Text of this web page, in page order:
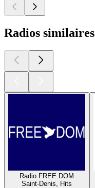
Radios similaires
Radio FREE DOM
Saint-Denis, Hits